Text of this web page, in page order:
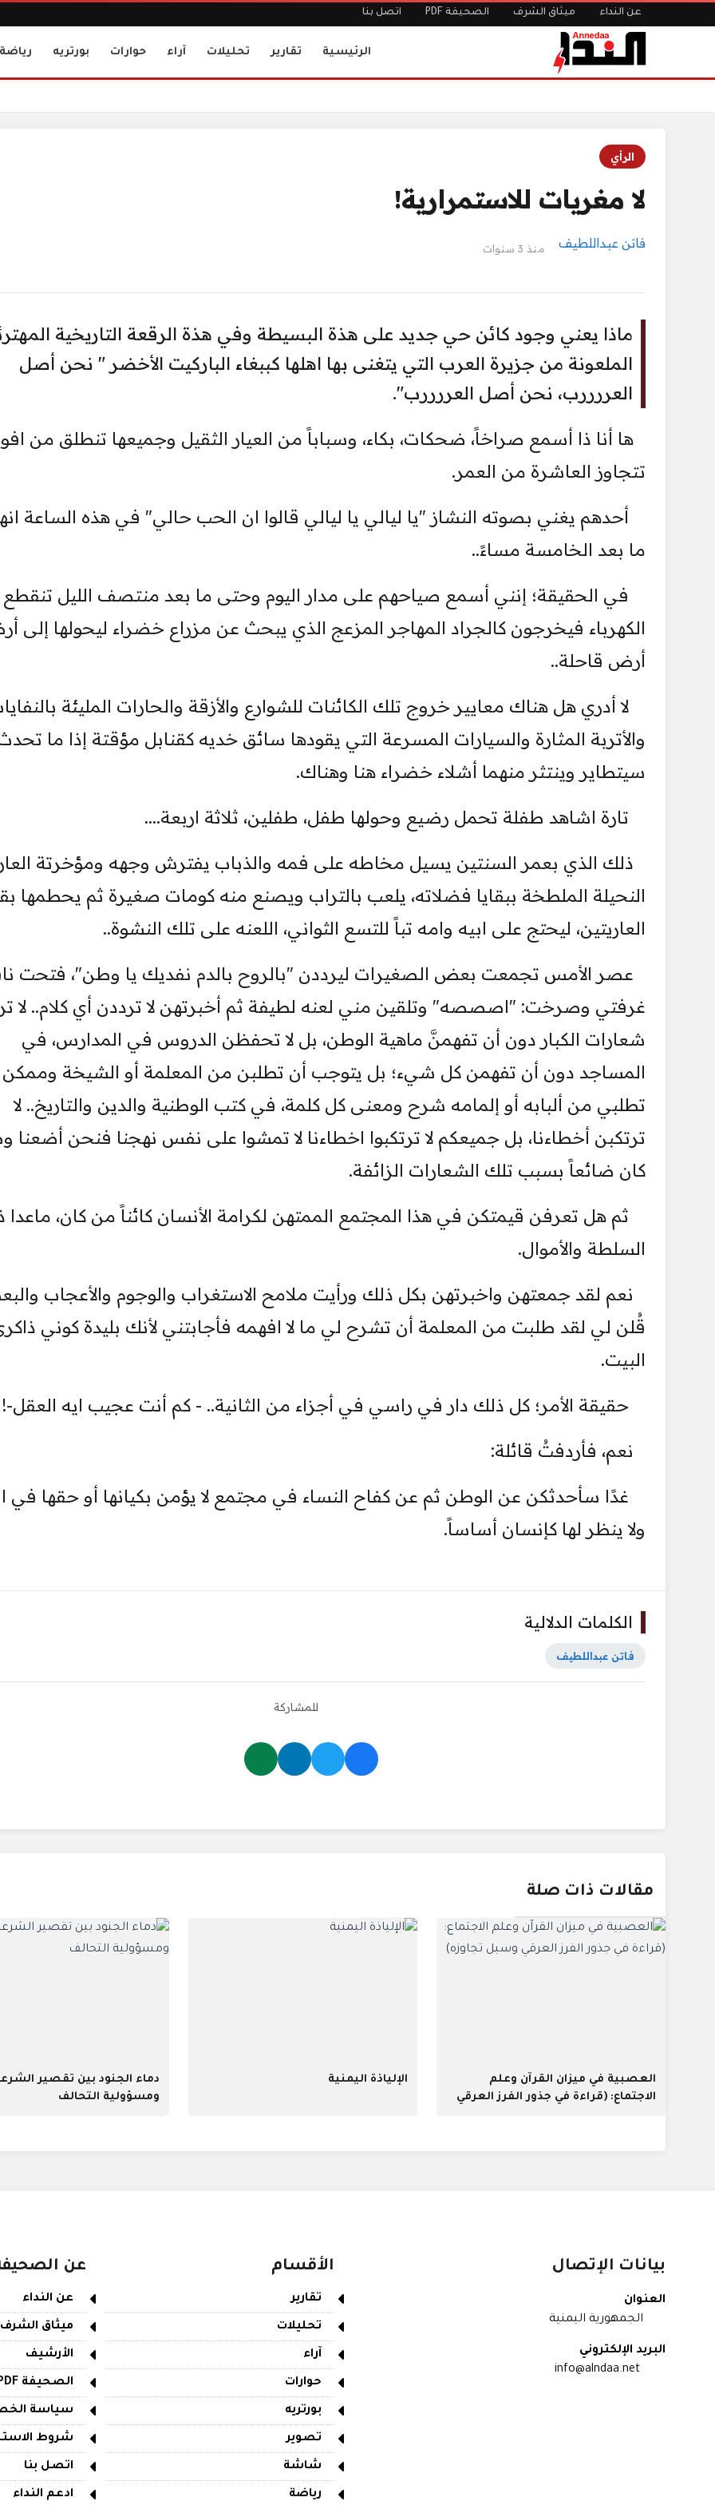
عن النداء ميثاق الشرف الصحيفة PDF اتصل بنا
الرئيسية تقارير تحليلات آراء حوارات بورتريه رياضة
الرأي
لا مغريات للاستمرارية!‏
فاتن عبداللطيف منذ 3 سنوات
ماذا يعني وجود كائن حي جديد على هذة البسيطة وفي هذة الرقعة ‏التاريخية
الملعونة من جزيرة العرب التي يتغنى بها اهلها كببغاء ‏الباركيت الأخضر " نحن أصل
العررررب، نحن أصل العررررب".‏
ها أنا ذا أسمع صراخاً، ضحكات، بكاء، وسباباً من العيار الثقيل وجميعها ‏تنطلق من
تتجاوز العاشرة من العمر.‏
أحدهم يغني بصوته النشاز "يا ليالي يا ليالي قالوا ان الحب حالي" في هذه ‏الساعة
ما بعد الخامسة مساءً..‏
‏ في الحقيقة؛ إنني أسمع صياحهم على مدار اليوم وحتى ما بعد منتصف ‏الليل تنقطع
الكهرباء فيخرجون كالجراد المهاجر المزعج الذي يبحث عن ‏مزراع خضراء ليحولها إلى
أرض قاحلة..‏
لا أدري هل هناك معايير خروج تلك الكائنات للشوارع والأزقة والحارات ‏المليئة
والأتربة المثارة والسيارات المسرعة التي يقودها سائق ‏خديه كقنابل مؤقتة إذا ما
سيتطاير وينتثر منهما أشلاء خضراء هنا ‏وهناك.‏
‏ تارة اشاهد طفلة تحمل رضيع وحولها طفل، طفلين، ثلاثة اربعة.... ‏
ذلك الذي بعمر السنتين يسيل مخاطه على فمه والذباب يفترش وجهه ‏ومؤخرتة
النحيلة الملطخة ببقايا فضلاته، يلعب بالتراب ويصنع منه ‏كومات صغيرة ثم يحطمها
العاريتين، ليحتج على ابيه وامه تباً للتسع ‏الثواني، اللعنه على تلك النشوة.. ‏
عصر الأمس تجمعت بعض الصغيرات ليرددن "بالروح بالدم نفديك يا ‏وطن"، فتحت
غرفتي وصرخت: "اصصصه" وتلقين مني لعنه لطيفة ‏ثم أخبرتهن لا ترددن أي كلام.. لا
شعارات الكبار دون أن تفهمنَّ ‏ماهية الوطن، بل لا تحفظن الدروس في المدارس، في
المساجد دون أن ‏تفهمن كل شيء؛ بل يتوجب أن تطلبن من المعلمة أو الشيخة وممكن
تطلبي ‏من ألبابه أو إلمامه شرح ومعنى كل كلمة، في كتب الوطنية والدين ‏والتاريخ.. لا
ترتكبن أخطاءنا، بل جميعكم لا ترتكبوا اخطاءنا لا تمشوا ‏على نفس نهجنا فنحن أضعنا
كان ضائعاً بسبب تلك الشعارات ‏الزائفة.‏
ثم هل تعرفن قيمتكن في هذا المجتمع الممتهن لكرامة الأنسان كائناً من ‏كان،
السلطة والأموال.‏
نعم لقد جمعتهن واخبرتهن بكل ذلك ورأيت ملامح الاستغراب والوجوم ‏والأعجاب
قُلن لي لقد طلبت من المعلمة أن تشرح لي ما لا افهمه ‏فأجابتني لأنك بليدة كوني
البيت.‏
حقيقة الأمر؛ كل ذلك دار في راسي في أجزاء من الثانية.. - كم أنت ‏عجيب ايه العقل-
نعم، فأردفتُ قائلة:‏
غدًا سأحدثكن عن الوطن ثم عن كفاح النساء في مجتمع لا يؤمن بكيانها ‏أو حقها في
ولا ينظر لها كإنسان أساساً.‏
الكلمات الدلالية
فاتن عبداللطيف
للمشاركة
مقالات ذات صلة
العصبية في ميزان القرآن وعلم
الاجتماع: (قراءة في جذور الفرز العرقي
الإلياذة اليمنية
دماء الجنود بين تقصير
ومسؤولية التحالف
بيانات الإتصال
العنوان
الجمهورية اليمنية
البريد الإلكتروني
info@alndaa.net
الأقسام
تقارير
تحليلات
آراء
حوارات
بورتريه
تصوير
شاشة
رياضة
عن
عن النداء
ميثاق الشرف
الأرشيف
الصحيفة PDF
سياسة
شروط
اتصل بنا
ادعم النداء